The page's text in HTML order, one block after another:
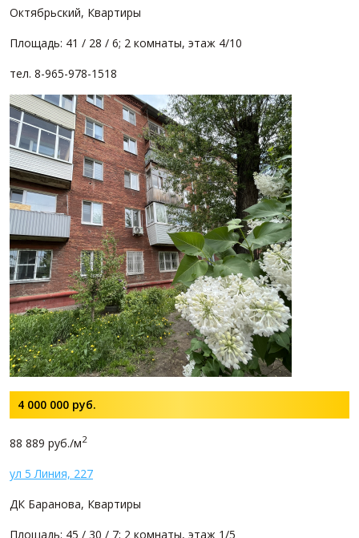
Октябрьский, Квартиры
Площадь: 41 / 28 / 6; 2 комнаты, этаж 4/10
тел. 8-965-978-1518
4 000 000 руб.
88 889 руб./м2
ул 5 Линия, 227
ДК Баранова, Квартиры
Площадь: 45 / 30 / 7; 2 комнаты, этаж 1/5